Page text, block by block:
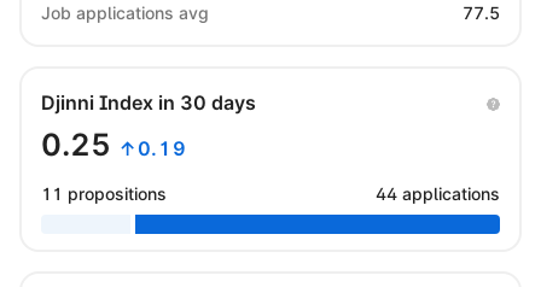
Job applications avg
77.5
Djinni Index in 30 days
0.25 ↑0.19
11 propositions 44 applications